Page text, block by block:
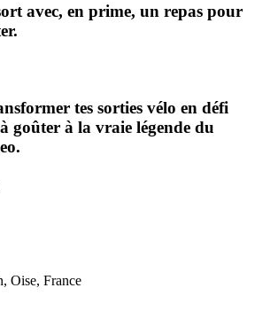
avec, en prime, un repas pour
tes sorties vélo en défi
goûter à la vraie légende du
Oise, France